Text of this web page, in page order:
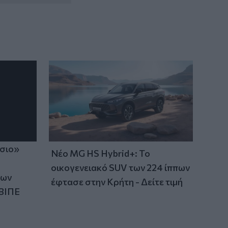
Νέο MG HS Hybrid+: Το
οικογενειακό SUV των 224 ίππων
έφτασε στην Κρήτη - Δείτε τιμή